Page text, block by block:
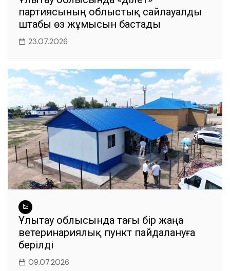
партиясының облыстық сайлауалды
штабы өз жұмысын бастады
23.07.2026
Ұлытау облысында тағы бір жаңа
ветеринариялық пункт пайдалануға
берілді
09.07.2026